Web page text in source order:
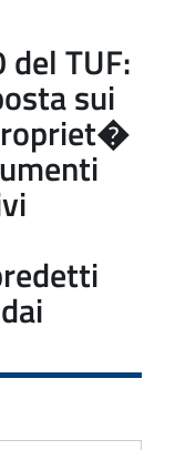
TUF:
sui